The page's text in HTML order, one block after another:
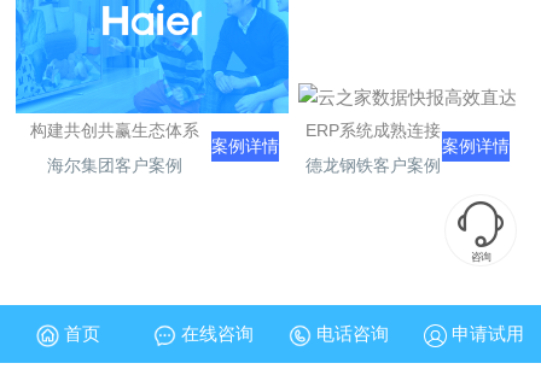
构建共创共赢生态体系
案例详情
ERP系统成熟连接
案例详情
海尔集团客户案例
德龙钢铁客户案例

咨询
首页 在线咨询 电话咨询 申请试用